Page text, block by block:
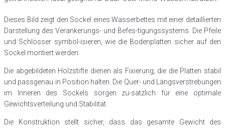
Dieses Bild zeigt den Sockel eines Wasserbettes mit einer detaillierten
Darstellung des Verankerungs- und Befes-tigungssystems. Die Pfeile
und Schlösser symbol-isieren, wie die Bodenplatten sicher auf den
Sockel montiert werden.
Die abgebildeten Holzstifte dienen als Fixierung, die die Platten stabil
und passgenau in Position halten. Die Quer- und Längsverstrebungen
im Inneren des Sockels sorgen zu-sätzlich für eine optimale
Gewichtsverteilung und Stabilität.
Die Konstruktion stellt sicher, dass das gesamte Gewicht des